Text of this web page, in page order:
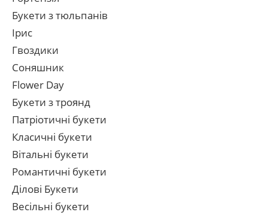
Букети з тюльпанів
Ірис
Гвоздики
Соняшник
Flower Day
Букети з троянд
Патріотичні букети
Класичні букети
Вітальні букети
Романтичні букети
Ділові Букети
Весільні букети